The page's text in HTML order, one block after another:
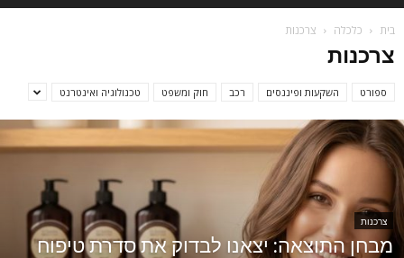
בית כלכלה צרכנות
צרכנות
ספורט השקעות ופיננסים רכב חוק ומשפט טכנולוגיה ואינטרנט
צרכנות
מבחן התוצאה: יצאנו לבדוק את סדרת טיפוח